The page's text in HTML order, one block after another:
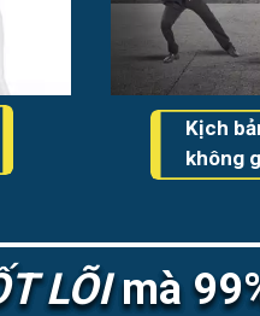
Kịch
không
LÕImà